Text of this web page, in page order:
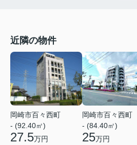
近隣の物件
岡崎市百々西町
- (92.40㎡)
27.5万円
岡崎市百々西町
- (84.40㎡)
25万円